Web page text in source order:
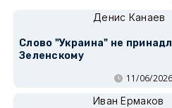
Денис Канаев
Слово "Украина" не
Зеленскому
11/06/
Иван Ермаков